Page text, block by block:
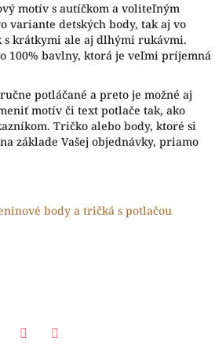
motív s autíčkom a voliteľným
variante detských body, tak aj vo
krátkymi ale aj dlhými rukávmi.
100% bavlny, ktorá je veľmi príjemná
potláčané a preto je možné aj
motív či text potlače tak, ako
Tričko alebo body, ktoré si
základe Vašej objednávky, priamo
body a tričká s potlačou